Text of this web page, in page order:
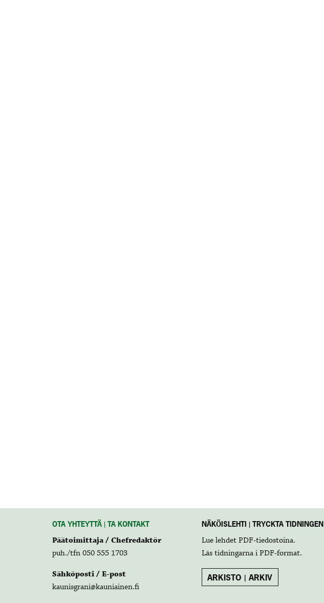
OTA YHTEYTTÄ | TA KONTAKT
Päätoimittaja / Chefredaktör
puh./tfn 050 555 1703
Sähköposti / E-post
kaunisgrani@kauniainen.fi
NÄKÖISLEHTI | TRYCKTA TIDNINGEN
Lue lehdet PDF-tiedostoina.
Läs tidningarna i PDF-format.
ARKISTO | ARKIV